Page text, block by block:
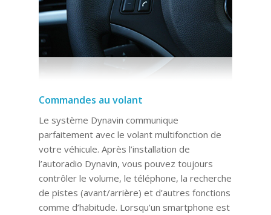
Commandes au volant
Le système Dynavin communique
parfaitement avec le volant multifonction de
votre véhicule. Après l’installation de
l’autoradio Dynavin, vous pouvez toujours
contrôler le volume, le téléphone, la recherche
de pistes (avant/arrière) et d’autres fonctions
comme d’habitude. Lorsqu’un smartphone est